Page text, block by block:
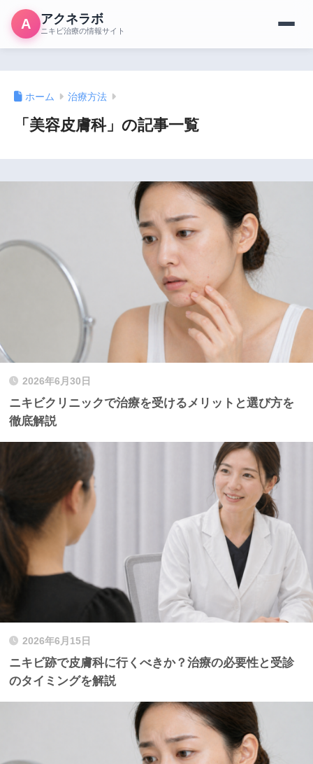
A アクネラボ
ニキビ治療の情報サイト
ホーム 治療方法
「美容皮膚科」の記事一覧
2026年6月30日
ニキビクリニックで治療を受けるメリットと選び方を
徹底解説
2026年6月15日
ニキビ跡で皮膚科に行くべきか？治療の必要性と受診
のタイミングを解説